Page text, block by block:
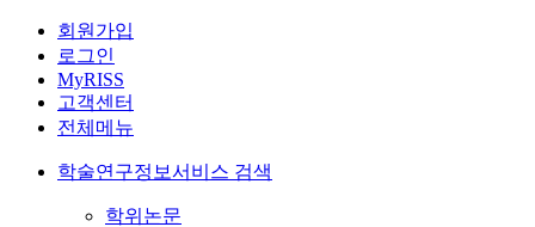
회원가입
로그인
MyRISS
고객센터
전체메뉴
학술연구정보서비스 검색
학위논문